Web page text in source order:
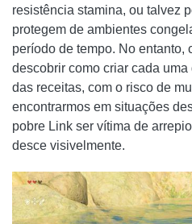
resistência stamina, ou talvez
protegem de ambientes
período de tempo. No entanto,
descobrir como criar cada
das receitas, com o risco de
encontrarmos em situações
pobre Link ser vítima de
desce visivelmente.